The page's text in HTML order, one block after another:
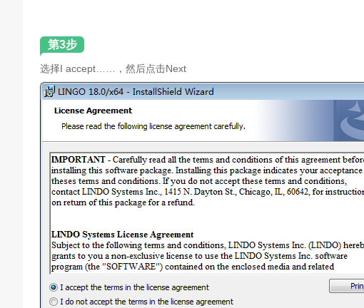
第3步
选择I accept……，然后点击Next